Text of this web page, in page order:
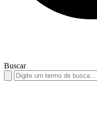
Buscar
Search
for: